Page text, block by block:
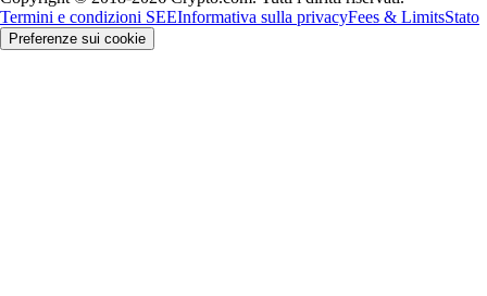
Termini e condizioni SEEInformativa sulla privacyFees & LimitsStato
Preferenze sui cookie